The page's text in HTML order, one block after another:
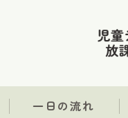
一日の流れ